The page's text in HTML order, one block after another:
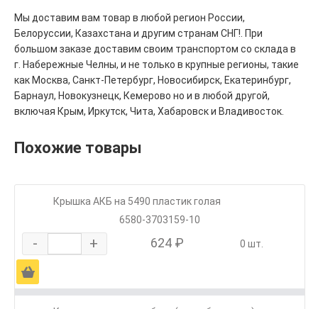
Мы доставим вам товар в любой регион России,
Белоруссии, Казахстана и другим странам СНГ!. При
большом заказе доставим своим транспортом со склада в
г. Набережные Челны, и не только в крупные регионы, такие
как Москва, Санкт-Петербург, Новосибирск, Екатеринбург,
Барнаул, Новокузнецк, Кемерово но и в любой другой,
включая Крым, Иркутск, Чита, Хабаровск и Владивосток.
Похожие товары
Крышка АКБ на 5490 пластик голая
6580-3703159-10
- + 624 ₽ 0 шт.
Ä